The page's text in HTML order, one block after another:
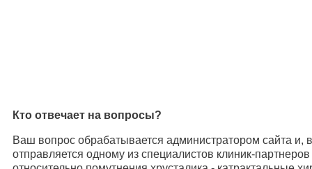
Кто отвечает на вопросы?
Ваш вопрос обрабатывается администратором сайта и,
отправляется одному из специалистов клиник-